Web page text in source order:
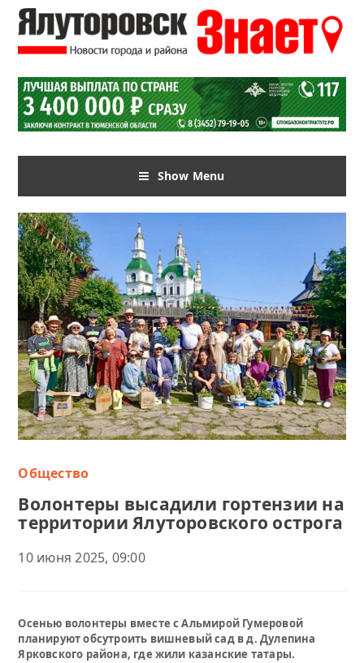
Show Menu
Общество
Волонтеры высадили гортензии на
территории Ялуторовского острога
10 июня 2025, 09:00
Осенью волонтеры вместе с Альмирой Гумеровой
планируют обсутроить вишневый сад в д. Дулепина
Ярковского района, где жили казанские татары.